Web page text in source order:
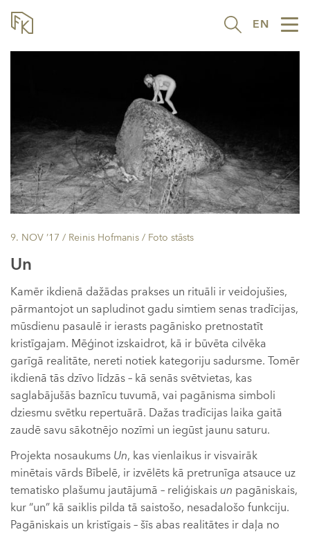
EN
9. NOV ’17 / Reinis Hofmanis / Foto stāsts
Un
Kamēr ikdienā dažādas prakses un rituāli ir veidojušies,
pārmantojot un sapludinot gadu simtiem senas tradīcijas,
mūsdienu pasaulē ir ierasts pagānisko pretnostatīt
kristīgajam. Mēģinot izskaidrot, kā ir būvēta cilvēka
garīgā realitāte, nereti notiek kategoriju sadursme. Tomēr
ikdienā tās dzīvo līdzās – kā senās svētvietas, kas
saglabājušās baznīcu tuvumā, vai pagānisma simboli
dziesmu svētku repertuārā. Dažas tradīcijas laika gaitā
zaudē savu sākotnējo nozīmi un iegūst jaunu saturu.
Projekta nosaukums Un, kas vienlaikus ir visvairāk
minētais vārds Bībelē, ir izvēlēts kā pretrunīga atsauce uz
tematisko plašumu jautājumā – reliģiskaisun pagāniskais,
kur “un” kā saiklis pilda tā saistošo, nesadalošo funkciju.
Pagāniskais un kristīgais – šīs abas realitātes ir daļa no